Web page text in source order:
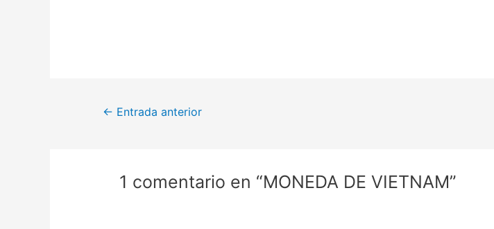
← Entrada anterior
1 comentario en “MONEDA DE VIETNAM”